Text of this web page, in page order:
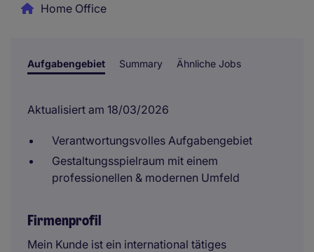
Home Office
Aufgabengebiet Summary Ähnliche Jobs
Aktualisiert am 18/03/2026
Verantwortungsvolles Aufgabengebiet
Gestaltungsspielraum mit einem
professionellen & modernen Umfeld
Firmenprofil
Mein Kunde ist ein international tätiges